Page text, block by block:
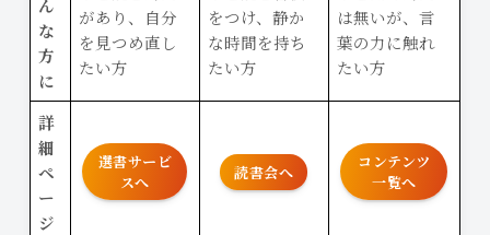
ん
な
方
に
があり、自分
を見つめ直し
たい方
をつけ、静か
な時間を持ち
たい方
は無いが、言
葉の力に触れ
たい方
詳
細
ペ
ー
ジ
選書サービ
スへ
読書会へ
コンテンツ
一覧へ